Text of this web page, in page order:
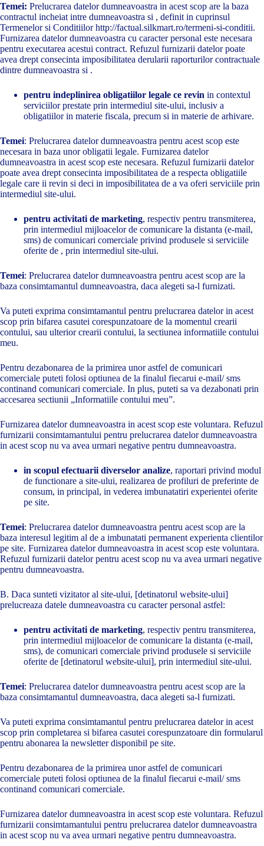
Temei: Prelucrarea datelor dumneavoastra in acest scop are la baza
contractul incheiat intre dumneavoastra si , definit in cuprinsul
Termenelor si Conditiilor http://factual.silkmart.ro/termeni-si-conditii.
Furnizarea datelor dumneavoastra cu caracter personal este necesara
pentru executarea acestui contract. Refuzul furnizarii datelor poate
avea drept consecinta imposibilitatea derularii raporturilor contractuale
dintre dumneavoastra si .
pentru indeplinirea obligatiilor legale ce revin in contextul
serviciilor prestate prin intermediul site-ului, inclusiv a
obligatiilor in materie fiscala, precum si in materie de arhivare.
Temei: Prelucrarea datelor dumneavoastra pentru acest scop este
necesara in baza unor obligatii legale. Furnizarea datelor
dumneavoastra in acest scop este necesara. Refuzul furnizarii datelor
poate avea drept consecinta imposibilitatea de a respecta obligatiile
legale care ii revin si deci in imposibilitatea de a va oferi serviciile prin
intermediul site-ului.
pentru activitati de marketing, respectiv pentru transmiterea,
prin intermediul mijloacelor de comunicare la distanta (e-mail,
sms) de comunicari comerciale privind produsele si serviciile
oferite de , prin intermediul site-ului.
Temei: Prelucrarea datelor dumneavoastra pentru acest scop are la
baza consimtamantul dumneavoastra, daca alegeti sa-l furnizati.
Va puteti exprima consimtamantul pentru prelucrarea datelor in acest
scop prin bifarea casutei corespunzatoare de la momentul crearii
contului, sau ulterior crearii contului, la sectiunea informatiile contului
meu.
Pentru dezabonarea de la primirea unor astfel de comunicari
comerciale puteti folosi optiunea de la finalul fiecarui e-mail/ sms
continand comunicari comerciale. In plus, puteti sa va dezabonati prin
accesarea sectiunii „Informatiile contului meu”.
Furnizarea datelor dumneavoastra in acest scop este voluntara. Refuzul
furnizarii consimtamantului pentru prelucrarea datelor dumneavoastra
in acest scop nu va avea urmari negative pentru dumneavoastra.
in scopul efectuarii diverselor analize, raportari privind modul
de functionare a site-ului, realizarea de profiluri de preferinte de
consum, in principal, in vederea imbunatatiri experientei oferite
pe site.
Temei: Prelucrarea datelor dumneavoastra pentru acest scop are la
baza interesul legitim al de a imbunatati permanent experienta clientilor
pe site. Furnizarea datelor dumneavoastra in acest scop este voluntara.
Refuzul furnizarii datelor pentru acest scop nu va avea urmari negative
pentru dumneavoastra.
B. Daca sunteti vizitator al site-ului, [detinatorul website-ului]
prelucreaza datele dumneavoastra cu caracter personal astfel:
pentru activitati de marketing, respectiv pentru transmiterea,
prin intermediul mijloacelor de comunicare la distanta (e-mail,
sms), de comunicari comerciale privind produsele si serviciile
oferite de [detinatorul website-ului], prin intermediul site-ului.
Temei: Prelucrarea datelor dumneavoastra pentru acest scop are la
baza consimtamantul dumneavoastra, daca alegeti sa-l furnizati.
Va puteti exprima consimtamantul pentru prelucrarea datelor in acest
scop prin completarea si bifarea casutei corespunzatoare din formularul
pentru abonarea la newsletter disponibil pe site.
Pentru dezabonarea de la primirea unor astfel de comunicari
comerciale puteti folosi optiunea de la finalul fiecarui e-mail/ sms
continand comunicari comerciale.
Furnizarea datelor dumneavoastra in acest scop este voluntara. Refuzul
furnizarii consimtamantului pentru prelucrarea datelor dumneavoastra
in acest scop nu va avea urmari negative pentru dumneavoastra.